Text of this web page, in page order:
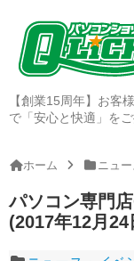
【創業15周年】お客
で「安心と快適」をご
ホーム ニュ
パソコン専門
(2017年12月24